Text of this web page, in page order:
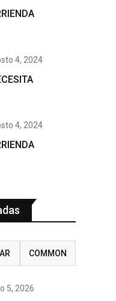
4, 2024
4, 2024
COMMON
5, 2026